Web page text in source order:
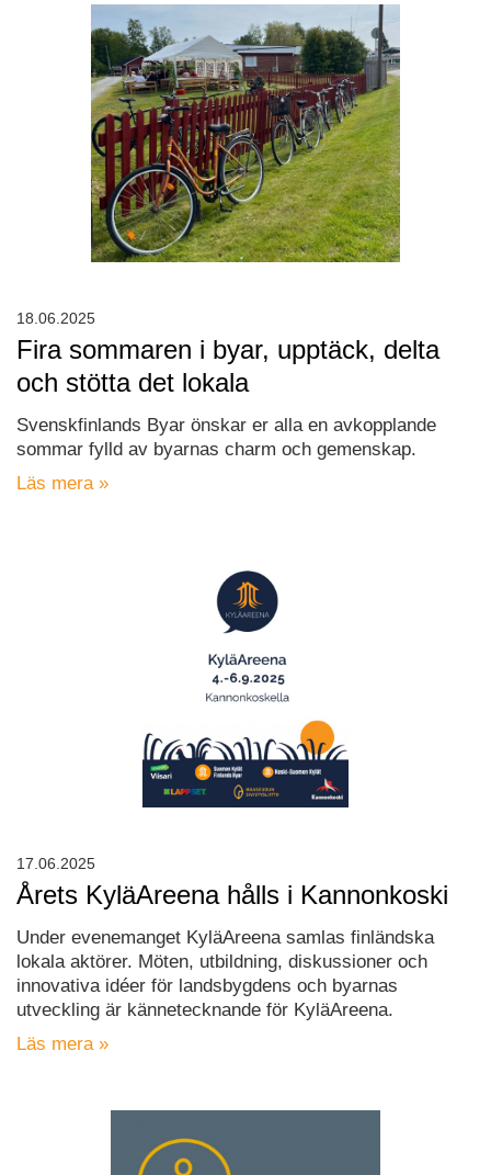
Fira sommaren i byar, upptäck, delta
och stötta det lokala
Svenskfinlands Byar önskar er alla en avkopplande
sommar fylld av byarnas charm och gemenskap.
Läs mera »
18.06.2025
Årets KyläAreena hålls i Kannonkoski
Under evenemanget KyläAreena samlas finländska
lokala aktörer. Möten, utbildning, diskussioner och
innovativa idéer för landsbygdens och byarnas
utveckling är kännetecknande för KyläAreena.
Läs mera »
17.06.2025